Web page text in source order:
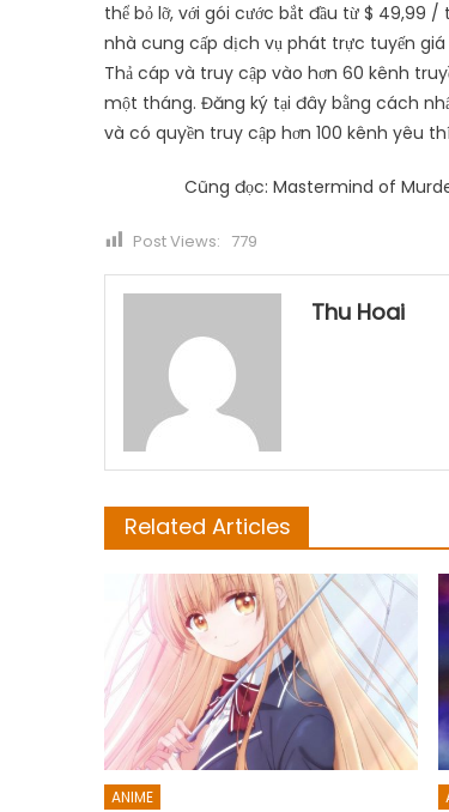
thể bỏ lỡ, với gói cước bắt đầu từ $
nhà cung cấp dịch vụ phát trực tuyến giá
Thả cáp và truy cập vào hơn 60 kênh
một tháng. Đăng ký tại đây bằng cách
và có quyền truy cập hơn 100 kênh yêu
Cũng đọc: Mastermind of
Post Views: 779
Thu Hoai
Related Articles
ANIME